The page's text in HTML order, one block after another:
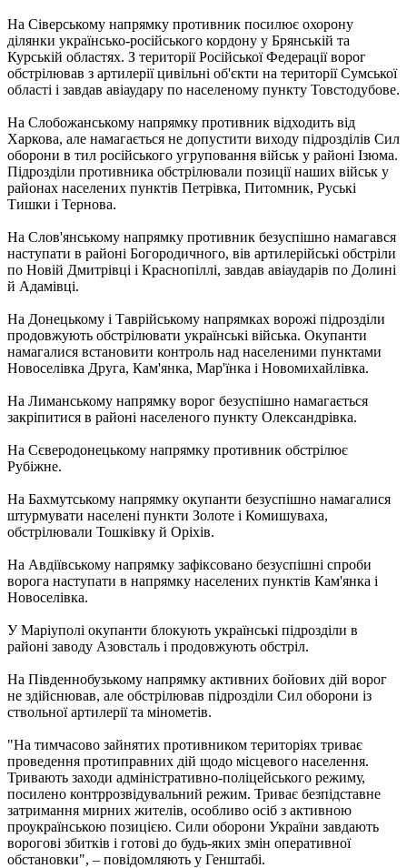
На Сіверському напрямку противник посилює охорону
ділянки українсько-російського кордону у Брянській та
Курській областях. З території Російської Федерації ворог
обстрілював з артилерії цивільні об'єкти на території Сумської
області і завдав авіаудару по населеному пункту Товстодубове.
На Слобожанському напрямку противник відходить від
Харкова, але намагається не допустити виходу підрозділів Сил
оборони в тил російського угруповання військ у районі Ізюма.
Підрозділи противника обстрілювали позиції наших військ у
районах населених пунктів Петрівка, Питомник, Руські
Тишки і Тернова.
На Слов'янському напрямку противник безуспішно намагався
наступати в районі Богородичного, вів артилерійські обстріли
по Новій Дмитрівці і Краснопіллі, завдав авіаударів по Долині
й Адамівці.
На Донецькому і Таврійському напрямках ворожі підрозділи
продовжують обстрілювати українські війська. Окупанти
намагалися встановити контроль над населеними пунктами
Новоселівка Друга, Кам'янка, Мар'їнка і Новомихайлівка.
На Лиманському напрямку ворог безуспішно намагається
закріпитися в районі населеного пункту Олександрівка.
На Сєверодонецькому напрямку противник обстрілює
Рубіжне.
На Бахмутському напрямку окупанти безуспішно намагалися
штурмувати населені пункти Золоте і Комишуваха,
обстрілювали Тошківку й Оріхів.
На Авдіївському напрямку зафіксовано безуспішні спроби
ворога наступати в напрямку населених пунктів Кам'янка і
Новоселівка.
У Маріуполі окупанти блокують українські підрозділи в
районі заводу Азовсталь і продовжують обстріл.
На Південнобузькому напрямку активних бойових дій ворог
не здійснював, але обстрілював підрозділи Сил оборони із
ствольної артилерії та мінометів.
"На тимчасово зайнятих противником територіях триває
проведення протиправних дій щодо місцевого населення.
Тривають заходи адміністративно-поліцейського режиму,
посилено контррозвідувальний режим. Триває безпідставне
затримання мирних жителів, особливо осіб з активною
проукраїнською позицією. Сили оборони України завдають
ворогові збитків і готові до будь-яких змін оперативної
обстановки", – повідомляють у Генштабі.